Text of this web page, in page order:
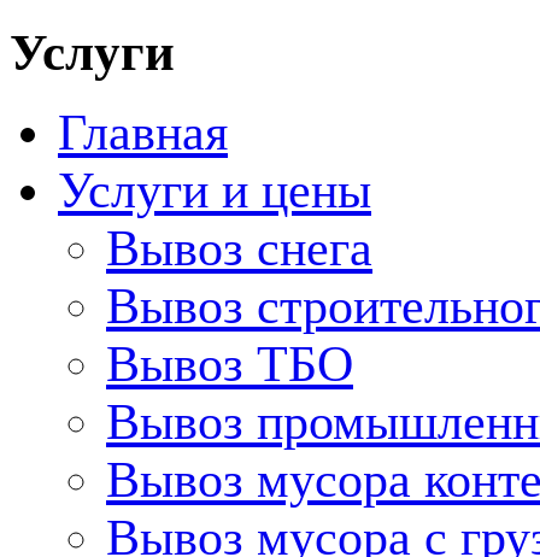
Услуги
Главная
Услуги и цены
Вывоз снега
Вывоз
Вывоз ТБО
Вывоз
Вывоз мусора
Вывоз мусора с